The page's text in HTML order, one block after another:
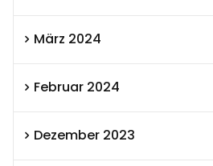
März 2024
Februar 2024
Dezember 2023